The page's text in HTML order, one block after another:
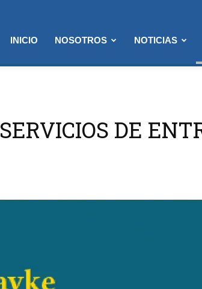
INICIO NOSOTROS NOTICIAS
SERVICIOS DE